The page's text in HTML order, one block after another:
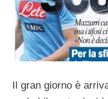
Il gran giorno è